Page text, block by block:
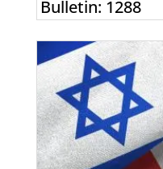
Bulletin: 1288